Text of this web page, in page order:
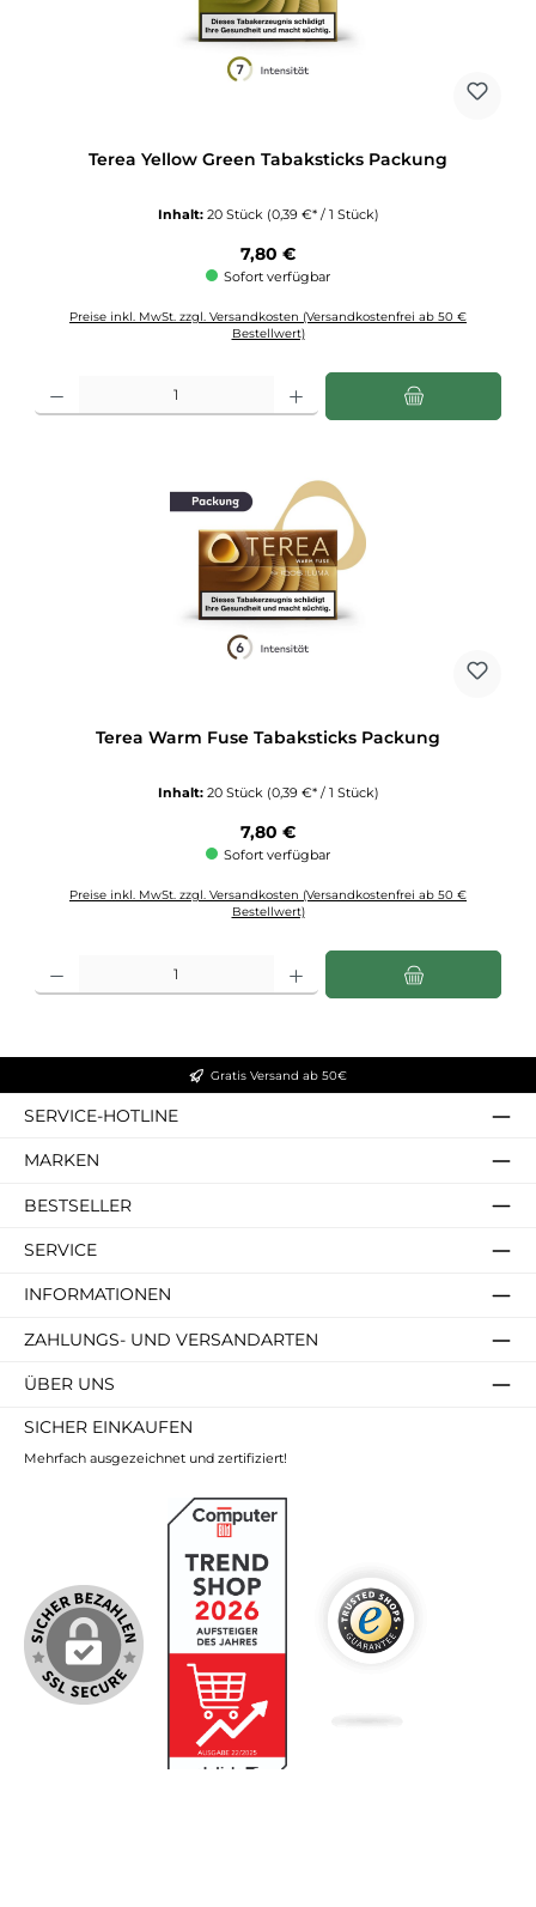
Terea Yellow Green Tabaksticks Packung
Inhalt: 20 Stück (0,39 €* / 1 Stück)
Regulärer Preis:
7,80 €
Sofort verfügbar
Preise inkl. MwSt. zzgl. Versandkosten (Versandkostenfrei ab 50 €
Bestellwert)
Terea Warm Fuse Tabaksticks Packung
Inhalt: 20 Stück (0,39 €* / 1 Stück)
Regulärer Preis:
7,80 €
Sofort verfügbar
Preise inkl. MwSt. zzgl. Versandkosten (Versandkostenfrei ab 50 €
Bestellwert)
Gratis Versand ab 50€
SERVICE-HOTLINE
MARKEN
BESTSELLER
SERVICE
INFORMATIONEN
ZAHLUNGS- UND VERSANDARTEN
ÜBER UNS
SICHER EINKAUFEN
Mehrfach ausgezeichnet und zertifiziert!